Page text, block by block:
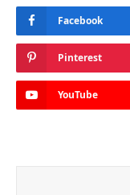
Facebook
Pinterest
YouTube